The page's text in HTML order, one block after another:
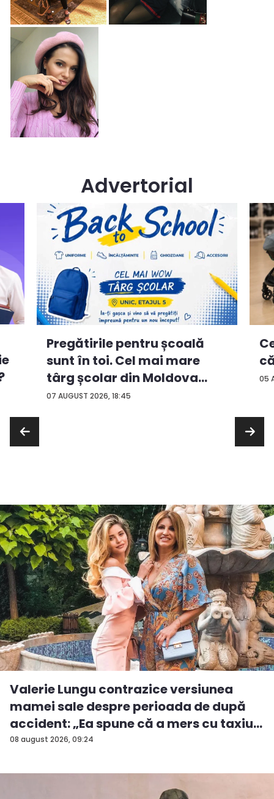
Advertorial
07 AUGUST 2026, 18:45
Pregătirile pentru școală
sunt în toi. Cel mai mare
târg școlar din Moldova
con...
05
08 august 2026, 09:24
Valerie Lungu contrazice versiunea
mamei sale despre perioada de după
accident: „Ea spune că a mers cu taxiu...